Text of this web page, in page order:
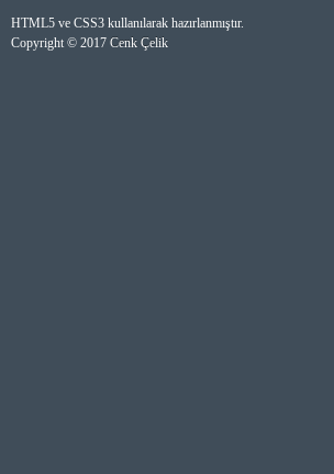
HTML5 ve CSS3 kullanılarak hazırlanmıştır.
Copyright © 2017 Cenk Çelik